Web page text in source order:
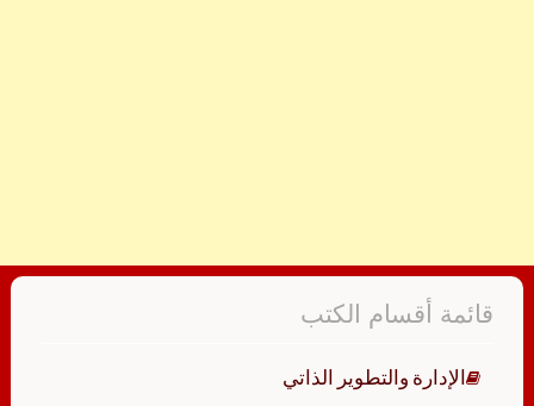
قائمة أقسام الكتب
الإدارة والتطوير الذاتي